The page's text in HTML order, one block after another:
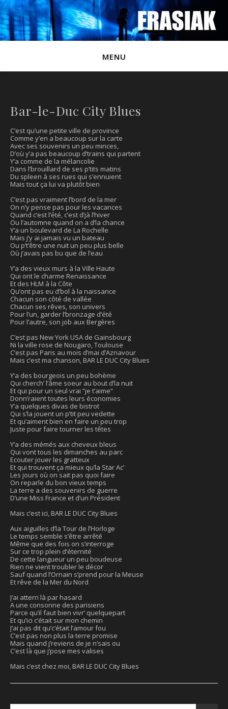
MENU
Bar-le-Duc City Blues
C’est qu’une petite ville de province
Comme y’en a beaucoup sur la carte
Avec ses souvenirs un peu minces,
D’où y’a pas beaucoup d’trains qui partent
Y’a comme de la mélancolie
Dans l’brouillard de ses p’tits matins
Du spleen à ses rues qui s’ennuient
Mais tout ça lui va plutôt bien
C’est pas vraiment l’bord de la mer
On n’y pense pas pour les vacances
Quand c’est l’été, c’est d’jà l’hiver
Ou l’automne quand on a d’la chance
Y’a un boulevard de La Rochelle
Mais j’y ai jamais vu un bateau
Ou p’t’être une nuit un peu plus belle
Où j’avais pas bu que de l’eau
Y’a des vieux murs à la Ville Haute
Qui ont le charme Renaissance
Et des HLM à la Côte
Qu’ont pas eu d’bol à la naissance
Chacun son côté de vallée
Chacun ses rêves, son univers
Pour l’un, garder l’bronzage d’été
Pour l’autre, son job aux Bergères
C’est pas New York USA de Gainsbourg
Ni la ville rose de Nougaro, Toulouse
C’est pas Paris au mois d’mai d’Aznavour
Mais c’est ma chanson, BAR LE DUC City Blues
Y’a des bourgeois un peu bohème
Qui cherch’ l’âme soeur au bout d’la nuit
Et qui pour un seul vrai “je t’aime”
Donn’raient toutes leurs économies
Y’a quelques divas de bistrot
Qui s’la jouent un p’tit peu vedette
Et qu’aiment bien en faire un peu trop
Juste pour faire tourner les têtes
Y’a des mémés aux cheveux bleus
Qui vont tous les dimanches au parc
Ecouter jouer les gratteux
Et qui trouvent ça mieux qu’la Star Ac’
Les jours où on sait pas quoi faire
On reparle du bon vieux temps
La terre a des souvenirs de guerre
D’une Miss France et d’un Président
Mais c’est ici, BAR LE DUC City Blues
Aux aiguilles d’la Tour de l’Horloge
Le temps semble s’être arrêté
Même que des fois on s’interroge
Sur ce trop plein d’éternité
De cette langueur un peu boudeuse
Rien ne vient troubler le décor
Sauf quand l’Ornain s’prend pour la Meuse
Et rêve de la Mer du Nord
J’ai atterri là par hasard
A une consonne des parisiens
Parce qu’il faut bien vivr’ quelquepart
Et qu’ici c’était sur mon chemin
J’ai pas dit qu’c’était l’amour fou
C’est pas non plus la terre promise
Mais quand j’reviens de je n’sais ou
C’est là que j’pose mes valises
Mais c’est chez moi, BAR LE DUC City Blues